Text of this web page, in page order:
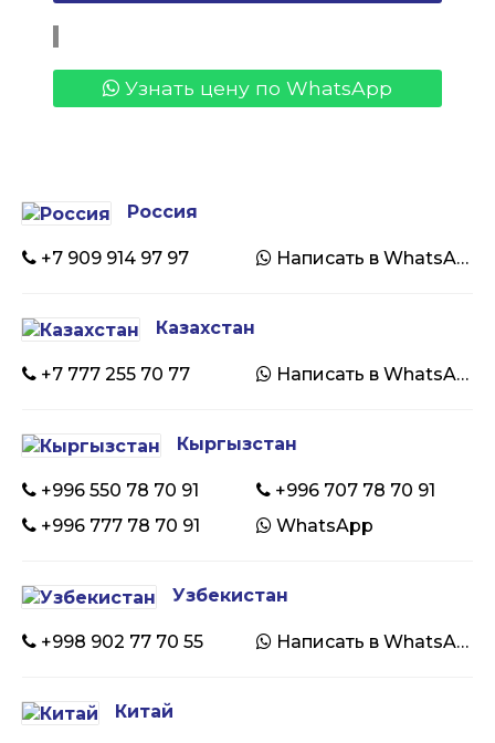
Узнать цену по WhatsApp
Россия
+7 909 914 97 97 Написать в WhatsApp
Казахстан
+7 777 255 70 77 Написать в WhatsApp
Кыргызстан
+996 550 78 70 91
+996 707 78 70 91
+996 777 78 70 91
WhatsApp
Узбекистан
+998 902 77 70 55 Написать в WhatsApp
Китай